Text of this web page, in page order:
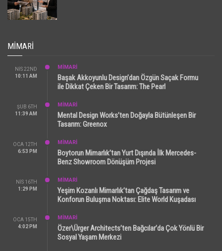
MIMARI
NIS 22ND
10:11 AM
MİMARİ
Başak Akkoyunlu Design’dan Özgün Saçak Formu
ile Dikkat Çeken Bir Tasarım: The Pearl
ŞUB 6TH
11:39 AM
MİMARİ
Mental Design Works’ten Doğayla Bütünleşen Bir
Tasarım: Greenox
OCA 12TH
6:53 PM
MİMARİ
Boytorun Mimarlık’tan Yurt Dışında İlk Mercedes-
Benz Showroom Dönüşüm Projesi
NIS 16TH
1:29 PM
MİMARİ
Yeşim Kozanlı Mimarlık’tan Çağdaş Tasarım ve
Konforun Buluşma Noktası: Elite World Kuşadası
OCA 15TH
4:02 PM
MİMARİ
Özer\Ürger Architects’ten Bağcılar’da Çok Yönlü Bir
Sosyal Yaşam Merkezi